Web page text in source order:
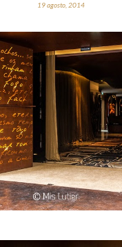
19 agosto, 2014